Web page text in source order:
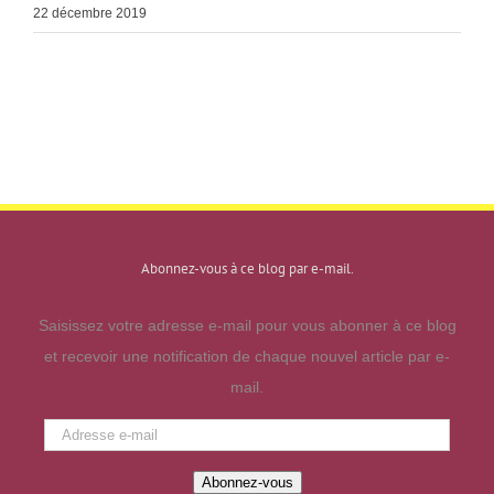
22 décembre 2019
Abonnez-vous à ce blog par e-mail.
Saisissez votre adresse e-mail pour vous abonner à ce blog
et recevoir une notification de chaque nouvel article par e-
mail.
Adresse
Abonnez-vous